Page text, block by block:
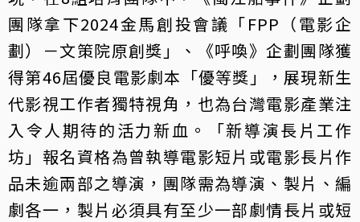
團隊拿下2024金馬創投會議「FPP（電影企
劃）－文策院原創獎」、《呼喚》企劃團隊獲
得第46屆優良電影劇本「優等獎」，展現新生
代影視工作者獨特視角，也為台灣電影產業注
入令人期待的活力新血。「新導演長片工作
坊」報名資格為曾執導電影短片或電影長片作
品未逾兩部之導演，團隊需為導演、製片、編
劇各一，製片必須具有至少一部劇情長片或短